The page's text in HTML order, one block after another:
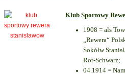
Klub Sportowy
1908 = als
„Rewera“
Sokółw
Rot-Schwarz;
04.1914 =